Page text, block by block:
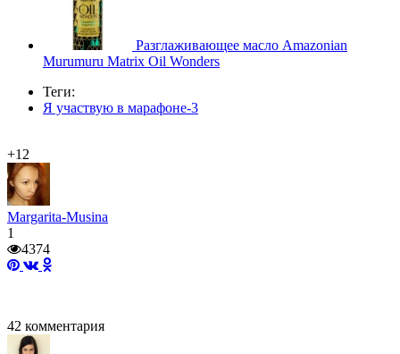
Разглаживающее масло Amazonian
Murumuru Matrix Oil Wonders
Теги:
Я участвую в марафоне-3
+12
Margarita-Musina
1
4374
42 комментария